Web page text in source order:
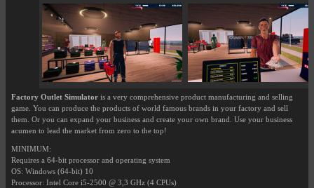
Factory Outlet Simulator is a very comprehensive product manufacturing and selling
game. You can produce the products of world famous brands in your factory and sell
them. Or you can expand your business and create your own brand. Use your business
acumen to lead the market from zero to the top!
MINIMUM:
Requires a 64-bit processor and operating system
OS: Windows (64-bit) 10
Processor: Intel Core i5-2500 @ 3,3 GHz (4 CPUs)